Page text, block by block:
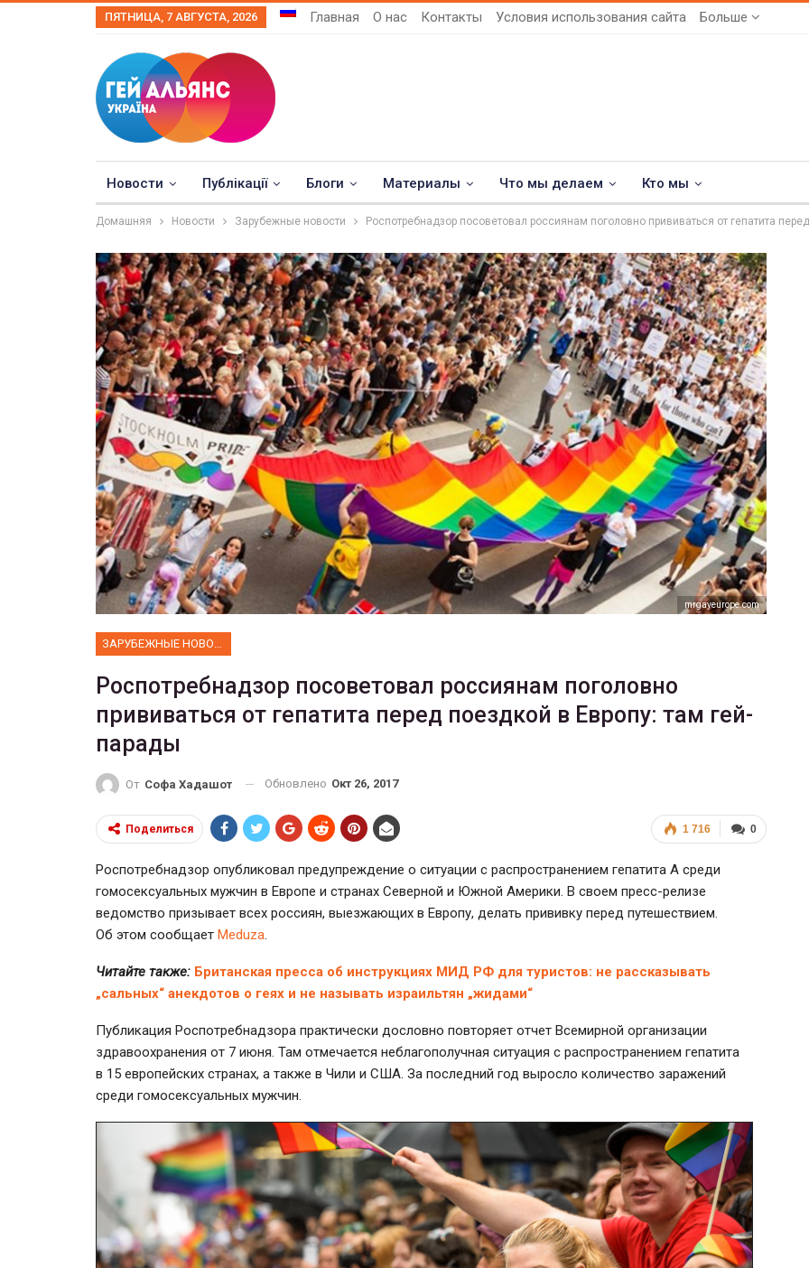
ПЯТНИЦА, 7 АВГУСТА, 2026 Главная О нас Контакты Условия использования сайта Больше
Новости Публікації Блоги Материалы Что мы делаем Кто мы
Домашняя Новости Зарубежные новости Роспотребнадзор посоветовал россиянам поголовно прививаться от гепатита
mrgayeurope.com
ЗАРУБЕЖНЫЕ НОВОСТИ
Роспотребнадзор посоветовал россиянам поголовно
прививаться от гепатита перед поездкой в Европу: там гей-
парады
От Софа Хадашот Обновлено Окт 26, 2017
0
1 716
Поделиться
Роспотребнадзор опубликовал предупреждение о ситуации с распространением гепатита А среди
гомосексуальных мужчин в Европе и странах Северной и Южной Америки. В своем пресс-релизе
ведомство призывает всех россиян, выезжающих в Европу, делать прививку перед путешествием.
Об этом сообщает Meduza
Читайте также: Британская пресса об инструкциях МИД РФ для туристов: не рассказывать
„сальных“ анекдотов о геях и не называть израильтян „жидами“
Публикация Роспотребнадзора практически дословно повторяет отчет Всемирной организации
здравоохранения от 7 июня. Там отмечается неблагополучная ситуация с распространением гепатита
в 15 европейских странах, а также в Чили и США. За последний год выросло количество заражений
среди гомосексуальных мужчин.
ФОТО
Прайд в Тель-Авиве собрал 200
тысяч участников
Июн 10, 2017 0
ФОТО
Военнослужащие-трансгендеры
ГЕЙ-АЛЬЯНС УКРАИНА Июл 27, 2017 0